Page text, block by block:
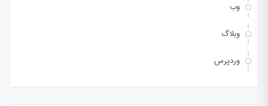
وب
وبلاگ
وردپرس